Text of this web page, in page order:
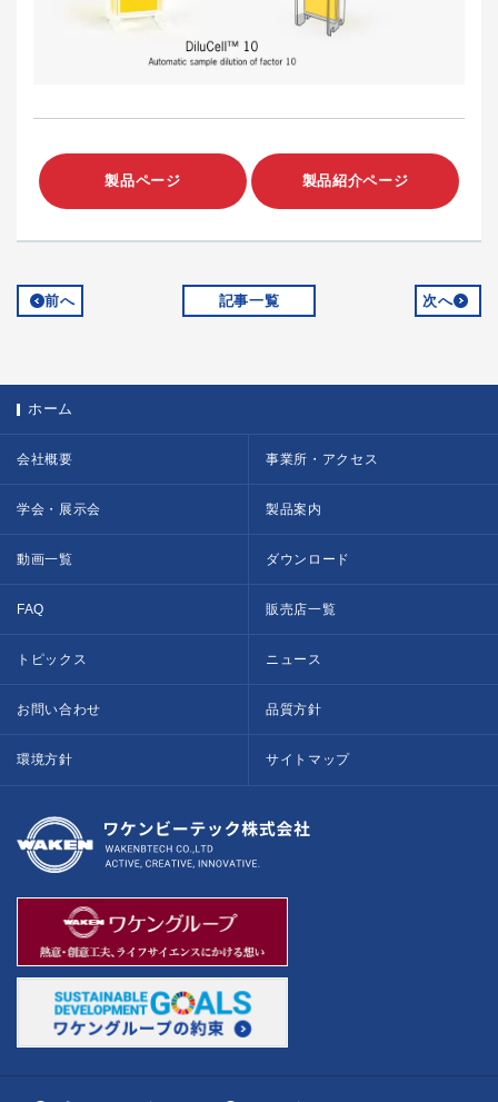
製品ページ 製品紹介ページ
前へ 記事一覧 次へ
ホーム
会社概要 事業所・アクセス
学会・展示会 製品案内
動画一覧 ダウンロード
FAQ 販売店一覧
トピックス ニュース
お問い合わせ 品質方針
環境方針 サイトマップ